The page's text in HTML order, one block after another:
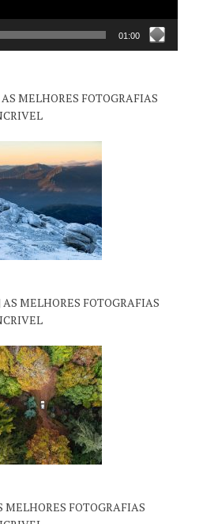
01:00
MELHORES FOTOGRAFIAS
MELHORES FOTOGRAFIAS
MELHORES FOTOGRAFIAS